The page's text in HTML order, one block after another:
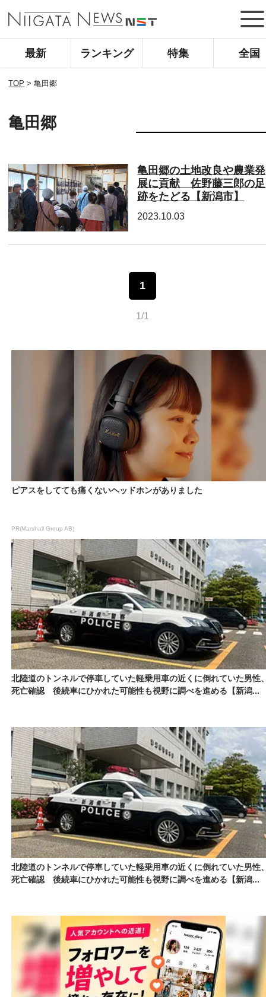
最新 ランキング 特集 全国
TOP >亀田郷
亀田郷
亀田郷の土地改良や農業発
展に貢献 佐野藤三郎の足
跡をたどる【新潟市】
2023.10.03
1
1/1
ピアスをしてても痛くないヘッドホンがありました
PR(Marshall Group AB)
北陸道のトンネルで停車していた軽乗用車の近くに倒れていた男性
死亡確認 後続車にひかれた可能性も視野に調べを進める【新潟...
北陸道のトンネルで停車していた軽乗用車の近くに倒れていた男性
死亡確認 後続車にひかれた可能性も視野に調べを進める【新潟...